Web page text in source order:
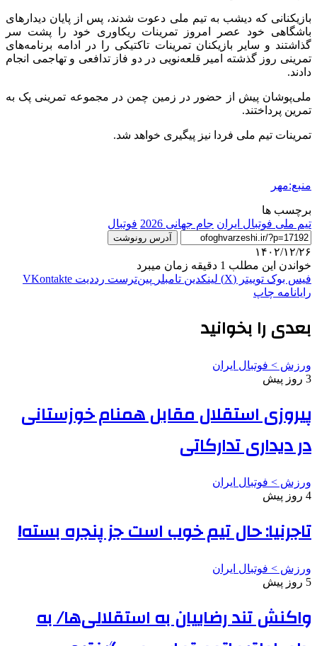
بازیکنانی که دیشب به تیم ملی دعوت شدند، پس از پایان دیدارهای
باشگاهی خود عصر امروز تمرینات ریکاوری خود را پشت سر
گذاشتند و سایر بازیکنان تمرینات تاکتیکی را در ادامه برنامه‌های
تمرینی روز گذشته امیر قلعه‌نویی در دو فاز تدافعی و تهاجمی انجام
دادند.
ملی‌پوشان پیش از حضور در زمین چمن در مجموعه تمرینی پک به
تمرین پرداختند.
تمرینات تیم ملی فردا نیز پیگیری خواهد شد.
منبع:مهر
برچسب ها
تیم ملی فوتبال ایران جام جهانی 2026 فوتبال
آدرس رونوشت
۱۴۰۲/۱۲/۲۶
خواندن این مطلب 1 دقیقه زمان میبرد
فیس بوک توییتر (X) لینکدین ‫تامبلر ‫پین‌ترست ‫رددیت ‫VKontakte
رایانامه چاپ
بعدی را بخوانید
ورزش > فوتبال ایران
3 روز پیش
پیروزی استقلال مقابل همنام خوزستانی
در دیداری تدارکاتی
ورزش > فوتبال ایران
4 روز پیش
تاجرنیا: حال تیم خوب است جز پنجره بسته!
ورزش > فوتبال ایران
5 روز پیش
واکنش تند رضاییان به استقلالی‌ها/ به